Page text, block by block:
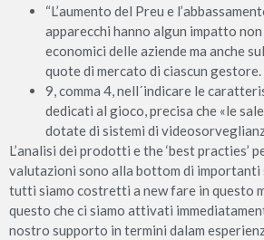
“L’aumento del Preu e
apparecchi hanno algun impatto
economici delle aziende ma anche
quote di mercato di ciascun gestore.
9, comma 4, nell´indicare le
dedicati al gioco, precisa che «le
dotate di sistemi di
L’analisi dei prodotti e the ‘best
valutazioni sono alla bottom di importanti
tutti siamo costretti a new fare in questo
questo che ci siamo attivati
nostro supporto in termini dalam